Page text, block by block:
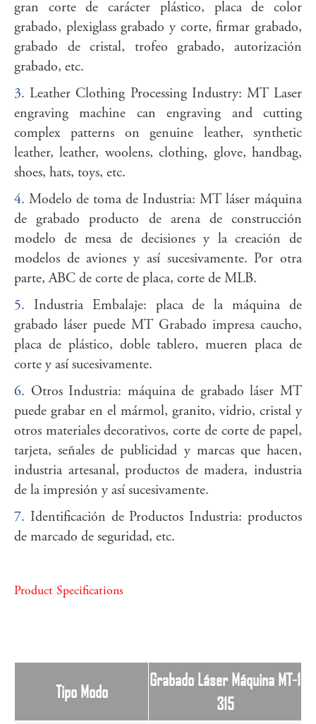
gran corte de carácter plástico, placa de color
grabado, plexiglass grabado y corte, firmar grabado,
grabado de cristal, trofeo grabado, autorización
grabado, etc.
3. Leather Clothing Processing Industry: MT Laser
engraving machine can engraving and cutting
complex patterns on genuine leather, synthetic
leather, leather, woolens, clothing, glove, handbag,
shoes, hats, toys, etc.
4. Modelo de toma de Industria: MT láser máquina
de grabado producto de arena de construcción
modelo de mesa de decisiones y la creación de
modelos de aviones y así sucesivamente. Por otra
parte, ABC de corte de placa, corte de MLB.
5. Industria Embalaje: placa de la máquina de
grabado láser puede MT Grabado impresa caucho,
placa de plástico, doble tablero, mueren placa de
corte y así sucesivamente.
6. Otros Industria: máquina de grabado láser MT
puede grabar en el mármol, granito, vidrio, cristal y
otros materiales decorativos, corte de corte de papel,
tarjeta, señales de publicidad y marcas que hacen,
industria artesanal, productos de madera, industria
de la impresión y así sucesivamente.
7. Identificación de Productos Industria: productos
de marcado de seguridad, etc.
Product Specifications
Tipo Modo
Grabado Láser Máquina MT-1
315